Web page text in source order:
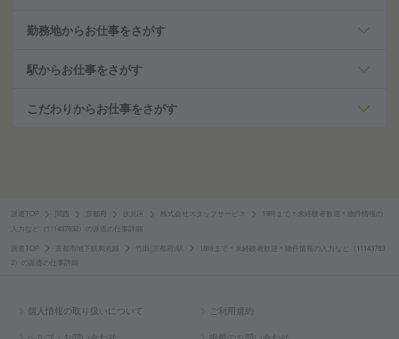
勤務地からお仕事をさがす
駅からお仕事をさがす
こだわりからお仕事をさがす
派遣TOP 京都府 伏見区 株式会社スタッフサービス
18時まで＊未経験者歓迎＊物件情報の
入力など（111437832）の派遣の仕事詳細
派遣TOP 京都市地下鉄烏丸線 竹田(京都府)駅
18時まで＊未経験者歓迎＊物件情報の入力など（11143783
2）の派遣の仕事詳細
個人情報の取り扱いについて ご利用規約